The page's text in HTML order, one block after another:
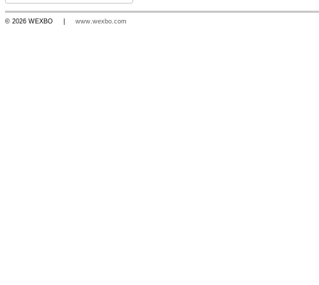
© 2026 WEXBO | www.wexbo.com